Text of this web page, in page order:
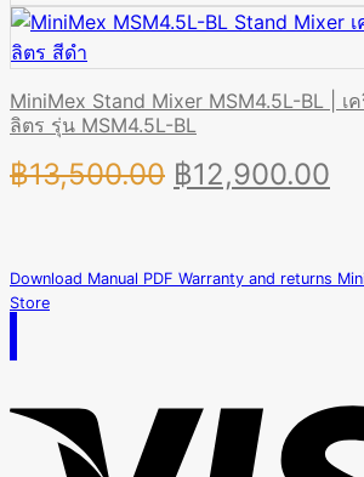
฿
MiniMex Stand Mixer MSM4.5L-BL | เ
ลิตร รุ่น MSM4.5L-BL
฿13,500.00 Original
฿13,500.00.
฿12,900.00
฿
Download Manual PDF Warranty and returns
Store